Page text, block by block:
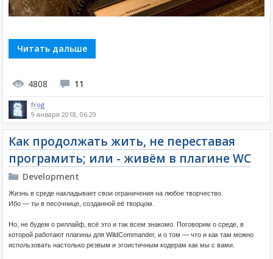
Читать дальше
4808 11
frog
9 января 2018, 06:29
Как продолжать жить, не переставая
програмить; или - живём в плагине WC
Development
Жизнь в среде накладывает свои ограничения на любое творчество.
Ибо — ты в песочнице, созданной её творцом.
Но, не будем о риллайф, всё это и так всем знакомо. Поговорим о среде, в
которой работают плагины для WildCommander, и о том — что и как там можно
использовать настолько резвым и эгоистичным кодерам как мы с вами.